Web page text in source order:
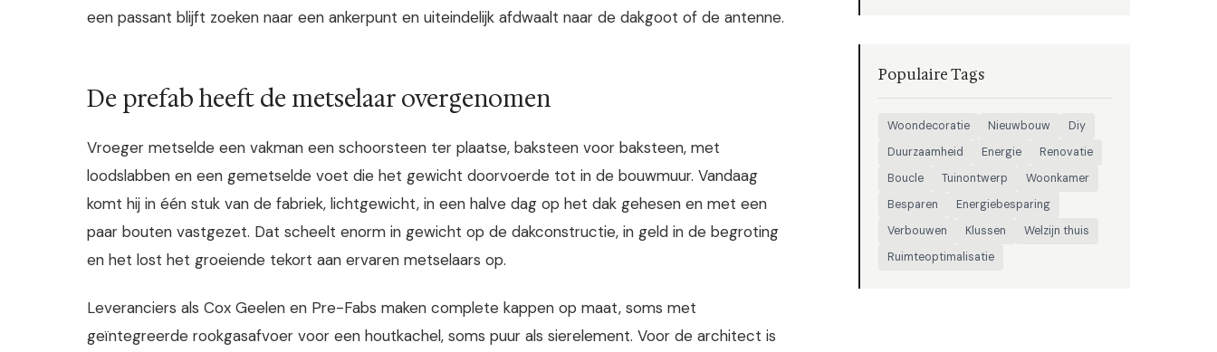
een passant blijft zoeken naar een ankerpunt en uiteindelijk afdwaalt naar de dakgoot of de antenne.
De prefab heeft de metselaar overgenomen
Vroeger metselde een vakman een schoorsteen ter plaatse, baksteen voor baksteen, met
loodslabben en een gemetselde voet die het gewicht doorvoerde tot in de bouwmuur. Vandaag
komt hij in één stuk van de fabriek, lichtgewicht, in een halve dag op het dak gehesen en met een
paar bouten vastgezet. Dat scheelt enorm in gewicht op de dakconstructie, in geld in de begroting
en het lost het groeiende tekort aan ervaren metselaars op.
Leveranciers als Cox Geelen en Pre-Fabs maken complete kappen op maat, soms met
geïntegreerde rookgasafvoer voor een houtkachel, soms puur als sierelement. Voor de architect is
Populaire Tags
Woondecoratie Nieuwbouw
Diy
Duurzaamheid
Energie
Renovatie
Boucle
Tuinontwerp
Woonkamer
Besparen
Energiebesparing
Verbouwen
Klussen
Welzijn thuis
Ruimteoptimalisatie